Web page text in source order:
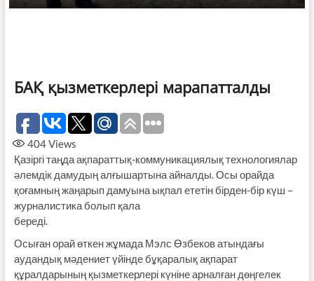
БАҚ қызметкерлері марапатталды
404Views
Қазіргі таңда ақпараттық-коммуникациялық технологиялар
әлемдік дамудың алғышартына айналды. Осы орайда
қоғамның жаңарып дамуына ықпал ететін бірден-бір күш –
журналистика болып қала
береді.
Осыған орай өткен жұмада Мэлс Өзбеков атындағы
аудандық мәдениет үйінде бұқаралық ақпарат
құралдарының қызметкерлері күніне арналған дөңгелек